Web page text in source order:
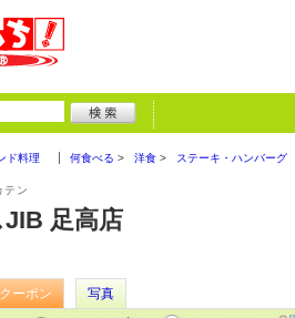
ド料理 何食べる 洋食 ステーキ・ハンバーグ
テン
足高店
クーポン
写真